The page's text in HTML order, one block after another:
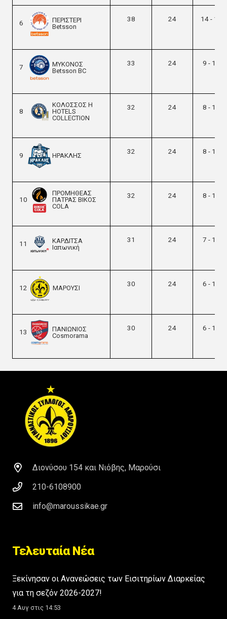
6
ΠΕΡΙΣΤΕΡΙ
Βetsson
38 24 14 - 10
7
ΜΥΚΟΝΟΣ
Betsson BC
33 24 9 - 15
8
ΚΟΛΟΣΣΟΣ H
HOTELS
COLLECTION
32 24 8 - 16
9 ΗΡΑΚΛΗΣ
32 24 8 - 16
10
ΠΡΟΜΗΘΕΑΣ
ΠΑΤΡΑΣ ΒΙΚΟΣ
COLA
32 24 8 - 16
11
ΚΑΡΔΙΤΣΑ
Ιαπωνική
31 24 7 - 17
12 ΜAΡΟΥΣΙ
30 24 6 - 18
13
ΠΑΝΙΩΝΙΟΣ
Cosmorama
30 24 6 - 18
Διονύσου 154 και Νιόβης, Μαρούσι
210-6108900
info@maroussikae.gr
Τελευταία Νέα
Ξεκίνησαν οι Ανανεώσεις των Εισιτηρίων Διαρκείας
για τη σεζόν 2026-2027!
4 Αυγ στις 14:53